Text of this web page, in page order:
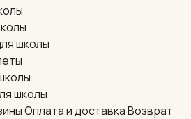
школы
школы
Оплата и доставкаВозврат